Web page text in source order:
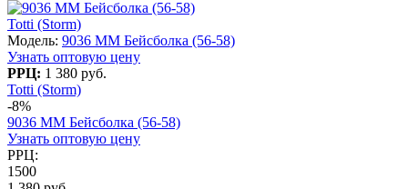
Totti (Storm)
Модель: 9036 MM Бейсболка (56-58)
Узнать оптовую цену
РРЦ: 1 380 руб.
Totti (Storm)
-8%
9036 MM Бейсболка (56-58)
Узнать оптовую цену
РРЦ:
1500